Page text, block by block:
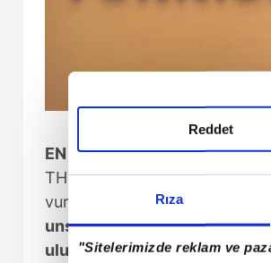
Rıza
"Sitelerimizde reklam ve
Reddet
EN ÇOK UÇAN ŞİRKET
THY'nin dünyanın en çok
vurgu yapan Yönetim Kurulu
unsurlarından biri, kapsamlı
uluslararası uçuş ağına